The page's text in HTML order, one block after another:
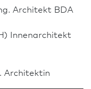
Architekt BDA
Innen­architekt
Architekt­in